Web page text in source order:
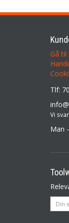
Gå til
Tlf:
Vi
Man